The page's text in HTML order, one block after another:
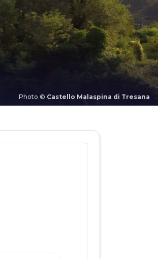
Photo © Castello Malaspina di Tresana